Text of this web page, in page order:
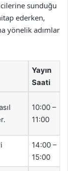
sunduğu
ederken,
yönelik adımlar
Yayın
Saati
10:00 –
11:00
14:00 –
15:00